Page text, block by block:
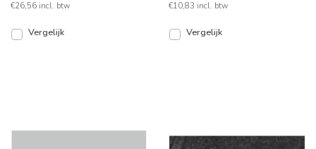
€26,56 incl. btw
Vergelijk
€10,83 incl. btw
Vergelijk